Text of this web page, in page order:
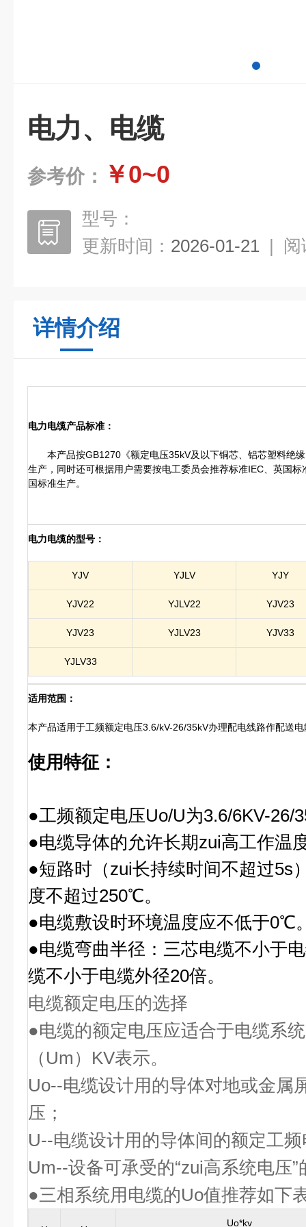
电力、电缆
参考价： ￥0~0
型号：
更新时间： 2026-01-21 | 阅
详情介绍
电力电缆产品标准：
本产品按GB1270《额定电压35kV及以下铜芯、铝芯塑料绝缘
生产，同时还可根据用户需要按电工委员会推荐标准IEC、英国标
国标准生产。
电力电缆的型号：
YJV YJLV YJY
YJV22 YJLV22 YJV23
YJV23 YJLV23 YJV33
YJLV33
适用范围：
本产品适用于工频额定电压3.6/kV-26/35kV办理配电线路作配送
使用特征：
●工频额定电压Uo/U为3.6/6KV-26/
●电缆导体的允许长期zui高工作温
●短路时（zui长持续时间不超过5s
度不超过250℃。
●电缆敷设时环境温度应不低于0℃
●电缆弯曲半径：三芯电缆不小于
缆不小于电缆外径20倍。
电缆额定电压的选择
●电缆的额定电压应适合于电缆系
（Um）KV表示。
Uo--电缆设计用的导体对地或金属
压；
U--电缆设计用的导体间的额定工
Um--设备可承受的“zui高系统电压
●三相系统用电缆的Uo值推荐如下
Uo*kv